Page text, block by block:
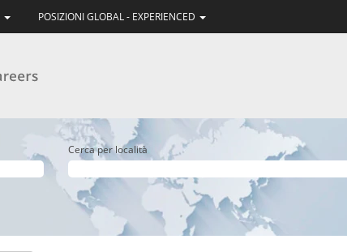
POSIZIONI GLOBAL - EXPERIENCED
Cerca per località